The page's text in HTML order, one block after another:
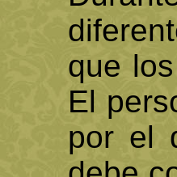
que
El
por el